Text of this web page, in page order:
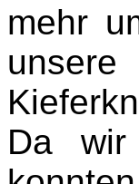
mehr
Da